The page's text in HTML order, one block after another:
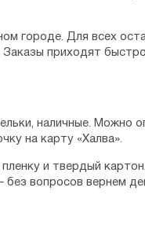
городе. Для всех
приходят
наличные. Можно
на карту «Халва».
и твердый
вопросов вернем